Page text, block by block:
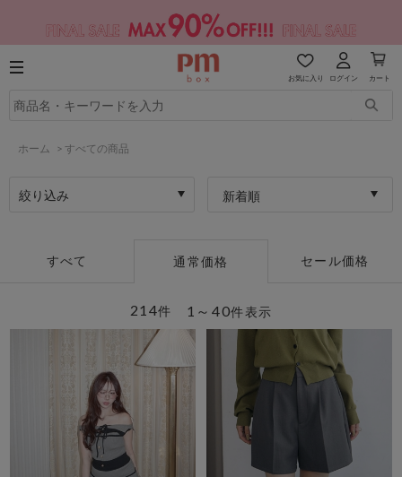
お気に入り ログイン カート
ホーム > すべての商品
絞り込み 新着順
すべて 通常価格 セール価格
1～40件表示
214件